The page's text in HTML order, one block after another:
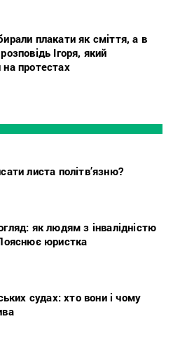
плакати як сміття, а в
Ігоря, який
на протестах
листа політв’язню?
як людям з інвалідністю
юристка
судах: хто вони і чому